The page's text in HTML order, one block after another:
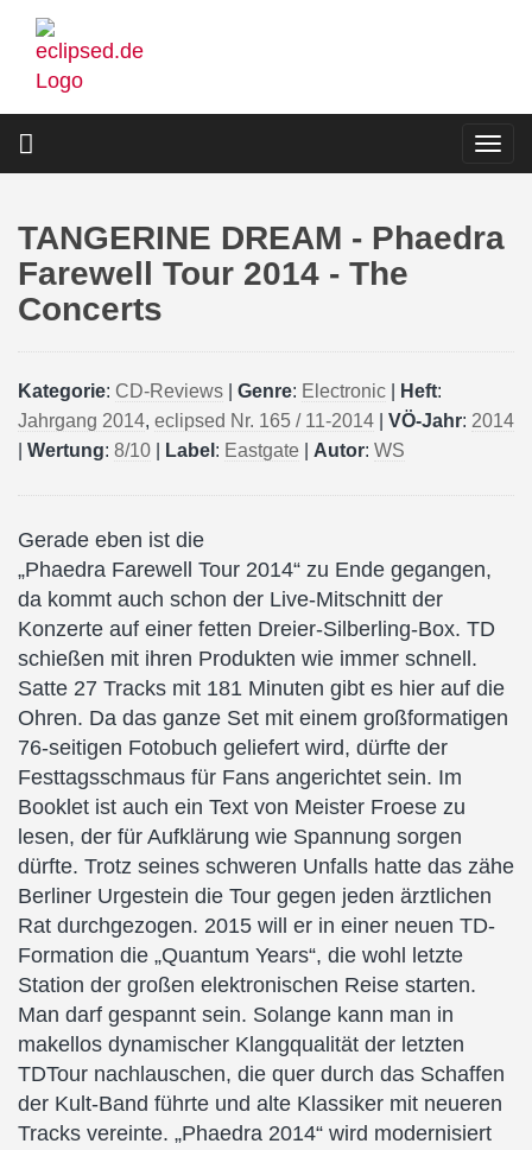
Direkt
zum
Inhalt
TANGERINE DREAM - Phaedra
Farewell Tour 2014 - The
Concerts
Kategorie: CD-Reviews Genre: Electronic Heft:
Jahrgang 2014, eclipsed Nr. 165 / 11-2014 VÖ-Jahr: 2014
Wertung: 8/10 Label : Eastgate Autor: WS
Gerade eben ist die
„Phaedra Farewell Tour 2014“ zu Ende gegangen,
da kommt auch schon der Live-Mitschnitt der
Konzerte auf einer fetten Dreier-Silberling-Box. TD
schießen mit ihren Produkten wie immer schnell.
Satte 27 Tracks mit 181 Minuten gibt es hier auf die
Ohren. Da das ganze Set mit einem großformatigen
76-seitigen Fotobuch geliefert wird, dürfte der
Festtagsschmaus für Fans angerichtet sein. Im
Booklet ist auch ein Text von Meister Froese zu
lesen, der für Aufklärung wie Spannung sorgen
dürfte. Trotz seines schweren Unfalls hatte das zähe
Berliner Urgestein die Tour gegen jeden ärztlichen
Rat durchgezogen. 2015 will er in einer neuen TD-
Formation die „Quantum Years“, die wohl letzte
Station der großen elektronischen Reise starten.
Man darf gespannt sein. Solange kann man in
makellos dynamischer Klangqualität der letzten
TDTour nachlauschen, die quer durch das Schaffen
der Kult-Band führte und alte Klassiker mit neueren
Tracks vereinte. „Phaedra 2014“ wird modernisiert